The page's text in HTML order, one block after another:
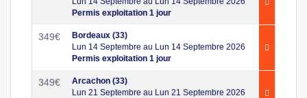
Permis exploitation 1 jour
349€
Bordeaux (33)
Lun 14 Septembre au Lun 14 Septembre 2026
Permis exploitation 1 jour
349€
Arcachon (33)
Lun 21 Septembre au Lun 21 Septembre 2026